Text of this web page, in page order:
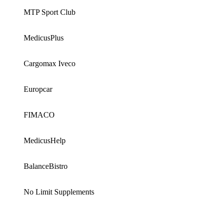
MTP Sport Club
MedicusPlus
Cargomax Iveco
Europcar
FIMACO
MedicusHelp
BalanceBistro
No Limit Supplements